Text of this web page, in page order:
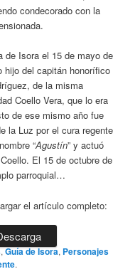
condecorado con la
de Isora el 15 de mayo de
hijo del capitán honorífico
de la misma
Coello Vera, que lo era
de ese mismo año fue
la Luz por el cura regente
“Agustín” y actuó
El 15 de octubre de
parroquial…
el artículo completo:
,Guía de Isora, Personajes
.